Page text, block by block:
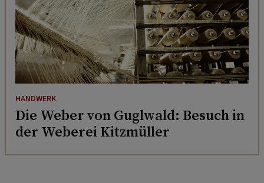
HANDWERK
Die Weber von Guglwald: Besuch in
der Weberei Kitzmüller